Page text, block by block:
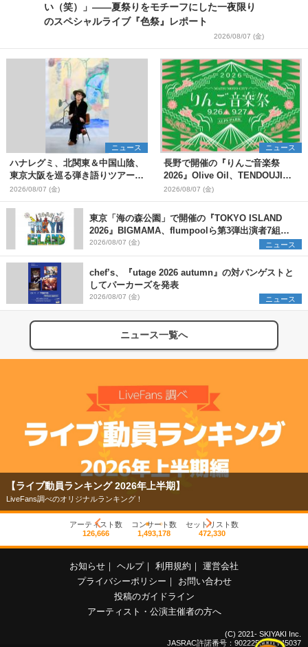
い（笑）」――夏祭りをモチーフにした一夜限り
のスペシャルライブ『色祭』レポート
2026/08/07 (金)
ニュース
ハナレグミ、北関東＆中国山陰、
東京大阪を巡る弾き語りツアー10
月より開催決定
2026/08/07 (金)
ニュース
長野で開催の『りんご音楽祭
2026』Olive Oil、TENDOUJIら
第11弾出演アーティスト（16組）
を発表
2026/08/07 (金)
東京「海の森公園」で開催の『TOKYO ISLAND
2026』BIGMAMA、flumpoolら第3弾出演者7組を
発表 ワークショップ・アート出展者を募集
2026/08/07 (金) ニュース
chef’s、『utage 2026 autumn』の対バンゲストと
してパーカーズを発表
2026/08/07 (金) ニュース
ニュース一覧へ
【ライブ動員ランキング 2026年上半期】
LiveFans調べのオリジナルランキング！
アーティスト数
126,666
コンサート数
1,493,178
セットリスト数
472,330
お知らせ ヘルプ 利用規約
運営会社
プライバシーポリシー
お問い合わせ
投稿のガイドライン
アーティスト・公演主催者の方へ
(C) 2021- SKIYAKI Inc.
JASRAC許諾番号：9022255001Y45037